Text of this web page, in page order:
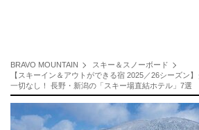
BRAVO MOUNTAIN
スキー＆スノーボード
【スキーイン＆アウトができる宿 2025／26シーズン
一切なし！ 長野・新潟の「スキー場直結ホテル」7選